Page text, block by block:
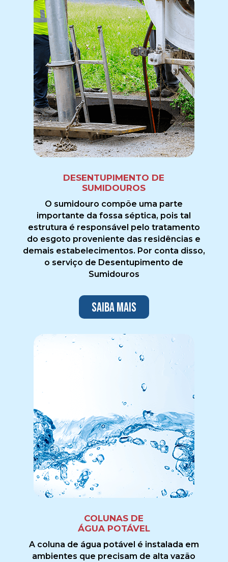
DESENTUPIMENTO DE
SUMIDOUROS
O sumidouro compõe uma parte
importante da fossa séptica, pois tal
estrutura é responsável pelo tratamento
do esgoto proveniente das residências e
demais estabelecimentos. Por conta disso,
o serviço de Desentupimento de
Sumidouros
Saiba mais
COLUNAS DE
ÁGUA POTÁVEL
A coluna de água potável é instalada em
ambientes que precisam de alta vazão